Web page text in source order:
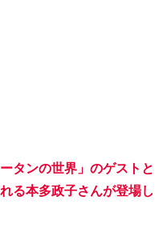
タンの世界」のゲストと
る本多政子さんが登場し